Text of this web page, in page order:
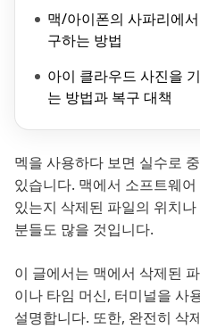
맥/아이폰의 사파리에
구하는 방법
아이 클라우드 사진을
는 방법과 복구 대책
멕을 사용하다 보면 실수로
있습니다. 맥에서 소프트웨
있는지 삭제된 파일의 위치
분들도 많을 것입니다.
이 글에서는 맥에서 삭제된
이나 타임 머신, 터미널을 사
설명합니다. 또한, 완전히 삭